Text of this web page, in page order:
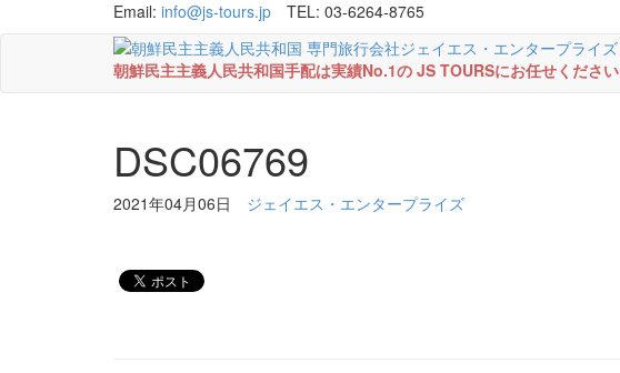
Email: info@js-tours.jp TEL: 03-6264-8765
朝鮮民主主義人民共和国手配は実績No.1の JS TOURSにお任せください
DSC06769
2021年04月06日 ジェイエス・エンタープライズ